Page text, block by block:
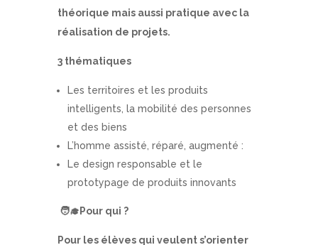
théorique mais aussi pratique avec la
réalisation de projets.
3 thématiques
Les territoires et les produits
intelligents, la mobilité des personnes
et des biens
L’homme assisté, réparé, augmenté :
Le design responsable et le
prototypage de produits innovants
🧑 Pour qui ?
Pour les élèves qui veulent s’orienter